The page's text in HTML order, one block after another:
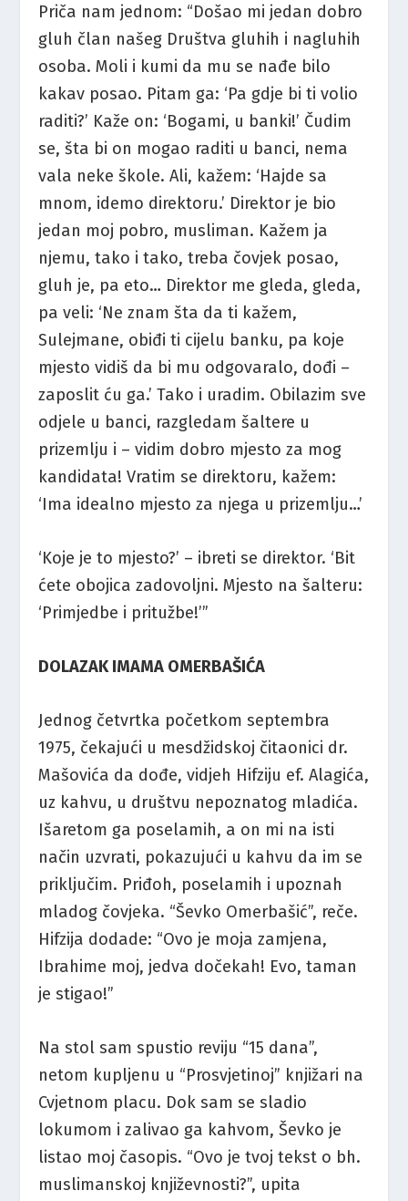
Priča nam jednom: “Došao mi jedan dobro
gluh član našeg Društva gluhih i nagluhih
osoba. Moli i kumi da mu se nađe bilo
kakav posao. Pitam ga: ‘Pa gdje bi ti volio
raditi?’ Kaže on: ‘Bogami, u banki!’ Čudim
se, šta bi on mogao raditi u banci, nema
vala neke škole. Ali, kažem: ‘Hajde sa
mnom, idemo direktoru.’ Direktor je bio
jedan moj pobro, musliman. Kažem ja
njemu, tako i tako, treba čovjek posao,
gluh je, pa eto… Direktor me gleda, gleda,
pa veli: ‘Ne znam šta da ti kažem,
Sulejmane, obiđi ti cijelu banku, pa koje
mjesto vidiš da bi mu odgovaralo, dođi –
zaposlit ću ga.’ Tako i uradim. Obilazim sve
odjele u banci, razgledam šaltere u
prizemlju i – vidim dobro mjesto za mog
kandidata! Vratim se direktoru, kažem:
‘Ima idealno mjesto za njega u prizemlju…’
‘Koje je to mjesto?’ – ibreti se direktor. ‘Bit
ćete obojica zadovoljni. Mjesto na šalteru:
‘Primjedbe i pritužbe!’”
DOLAZAK IMAMA OMERBAŠIĆA
Jednog četvrtka početkom septembra
1975, čekajući u mesdžidskoj čitaonici dr.
Mašovića da dođe, vidjeh Hifziju ef. Alagića,
uz kahvu, u društvu nepoznatog mladića.
Išaretom ga poselamih, a on mi na isti
način uzvrati, pokazujući u kahvu da im se
priključim. Priđoh, poselamih i upoznah
mladog čovjeka. “Ševko Omerbašić”, reče.
Hifzija dodade: “Ovo je moja zamjena,
Ibrahime moj, jedva dočekah! Evo, taman
je stigao!”
Na stol sam spustio reviju “15 dana”,
netom kupljenu u “Prosvjetinoj” knjižari na
Cvjetnom placu. Dok sam se sladio
lokumom i zalivao ga kahvom, Ševko je
listao moj časopis. “Ovo je tvoj tekst o bh.
muslimanskoj književnosti?”, upita